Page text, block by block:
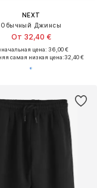
NEXT
Обычный Джинсы
От 32,40 €
цена: 36,00 €
самая низкая цена:32,40 €